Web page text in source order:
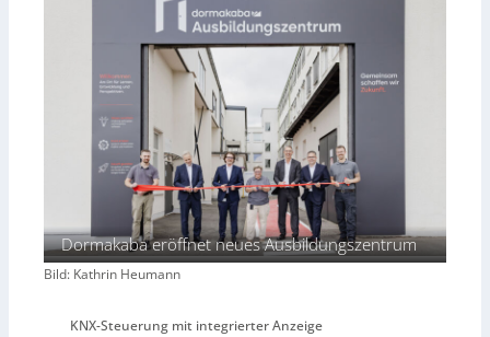
Dormakaba eröffnet neues Ausbildungszentrum
Bild: Kathrin Heumann
KNX-Steuerung mit integrierter Anzeige